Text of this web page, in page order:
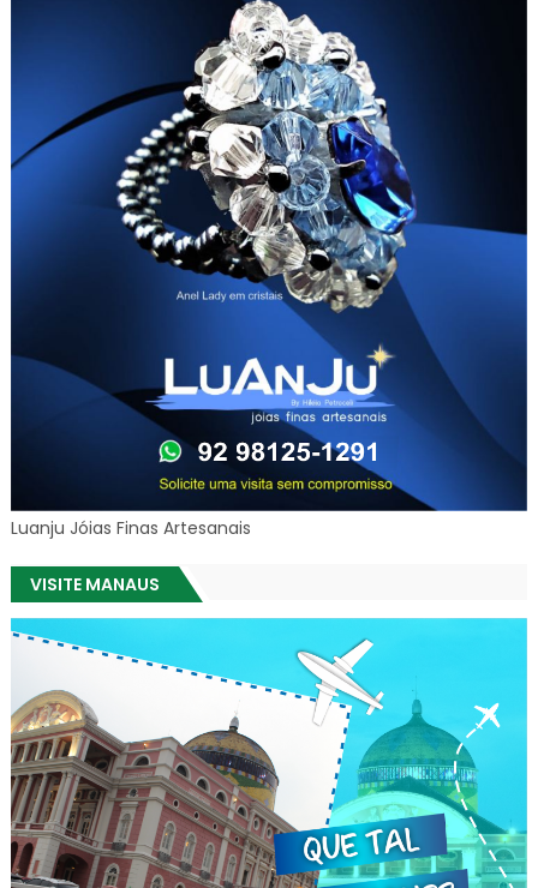
Luanju Jóias Finas Artesanais
VISITE MANAUS